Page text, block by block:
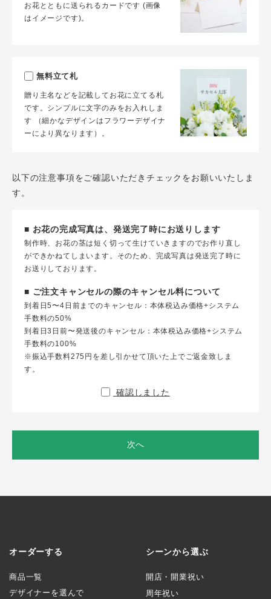
お花とともに送られるカードです (画像
はイメージです)。
無料立て札
贈り主名などを記載してお花に立てる札
です。シンプルに文字のみをお入れしま
す （細かなデザインはフラワーデザイナ
ーにより異なります）。
以下の注意事項をご確認いただきチェックをお願いいたしま
す。
■ お花の完成写真は、発送完了時にお送りします
制作時、お花の茎は短く切って生けていきますのでお作り直し
ができかねてしまいます。そのため、完成写真は発送完了時に
お送りしております。
■ ご注文キャンセルの際のキャンセル料について
到着日5〜4日前までのキャンセル：本体税込み価格+システム
手数料の50%
到着日3日前〜発送後のキャンセル：本体税込み価格+システム
手数料の100%
※振込手数料275円を差し引かせて頂いた上でご返金致しま
す。
確認しました
次へ
オーダーする
商品一覧
デザイナーを選んで
シーンから選ぶ
開店・開業祝い
周年祝い